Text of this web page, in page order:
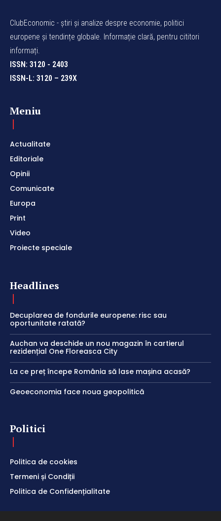
ClubEconomic - știri și analize despre economie, politici
europene și tendințe globale. Informație clară, pentru cititori
informați.
ISSN: 3120 - 2403
ISSN-L: 3120 – 239X
Meniu
Actualitate
Editoriale
Opinii
Comunicate
Europa
Print
Video
Proiecte speciale
Headlines
Decuplarea de fondurile europene: risc sau
oportunitate ratată?
Auchan va deschide un nou magazin în cartierul
rezidențial One Floreasca City
La ce preț începe România să lase mașina acasă?
Geoeconomia face noua geopolitică
Politici
Politica de cookies
Termeni și Condiții
Politica de Confidențialitate